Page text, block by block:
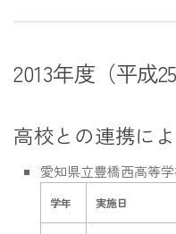
2013年度（平成
高校との連携に
愛知県立豊橋西高等
学年 実施日